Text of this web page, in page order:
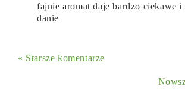
fajnie aromat daje bardzo ciekawe i
danie
« Starsze komentarze